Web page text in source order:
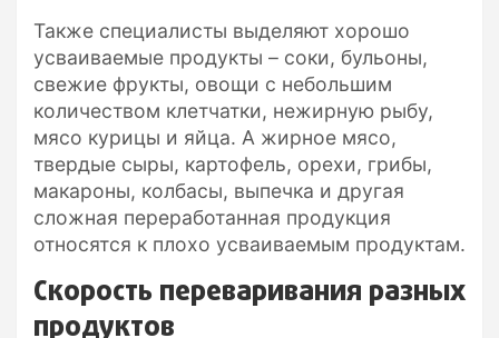
Также специалисты выделяют хорошо
усваиваемые продукты – соки, бульоны,
свежие фрукты, овощи с небольшим
количеством клетчатки, нежирную рыбу,
мясо курицы и яйца. А жирное мясо,
твердые сыры, картофель, орехи, грибы,
макароны, колбасы, выпечка и другая
сложная переработанная продукция
относятся к плохо усваиваемым продуктам.
Скорость переваривания разных
продуктов